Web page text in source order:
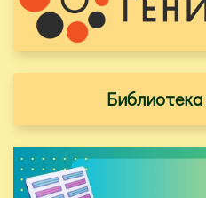
Библиотека